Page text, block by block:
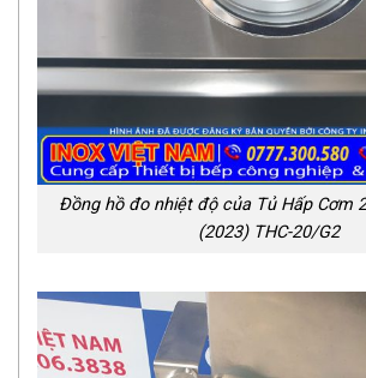
Đồng hồ đo nhiệt độ của Tủ Hấp Cơm
(2023) THC-20/G2